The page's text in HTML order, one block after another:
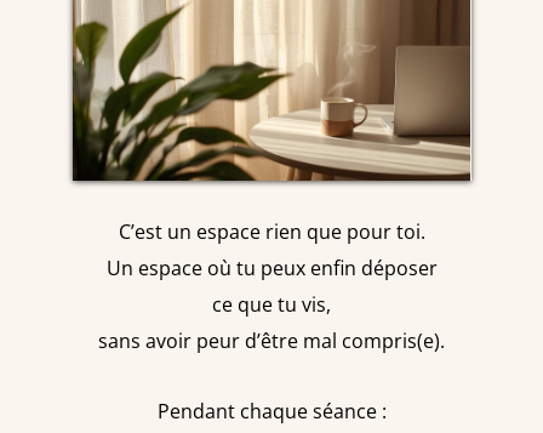
C’est un espace rien que pour toi.
Un espace où tu peux enfin déposer
ce que tu vis,
sans avoir peur d’être mal compris(e).
Pendant chaque séance :